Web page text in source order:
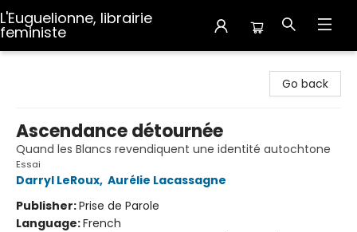
L'Euguelionne, librairie
feministe
Go back
Ascendance détournée
Quand les Blancs revendiquent une identité autochtone
Essai
Darryl LeRoux, Aurélie Lacassagne
Publisher:Prise de Parole
Language:French